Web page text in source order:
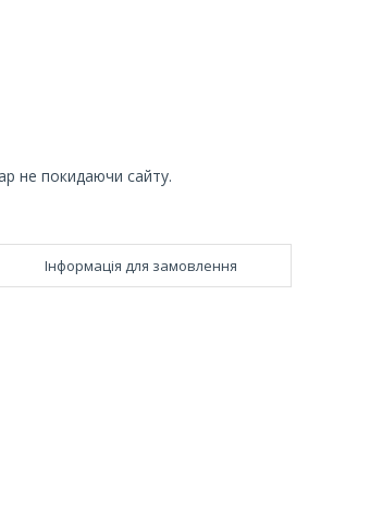
не покидаючи сайту.
Інформація для замовлення